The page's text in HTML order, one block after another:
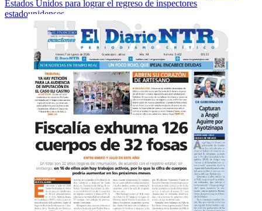
Estados Unidos para lograr el regreso de inspectores
estadounidenses